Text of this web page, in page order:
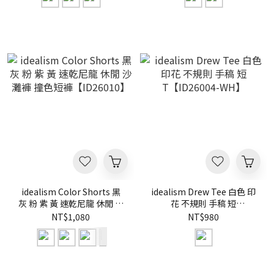
idealism Color Shorts 黑
灰 粉 紫 黃 速乾尼龍 休閒 沙
灘褲 撞色短褲【ID26010】
NT$1,080
idealism Drew Tee 白色 印
花 不規則 手稿 短
T【ID26004-WH】
NT$980